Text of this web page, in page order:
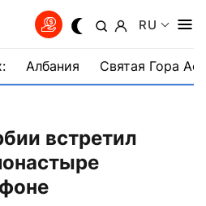
RU
Албания Святая Гора
встретил